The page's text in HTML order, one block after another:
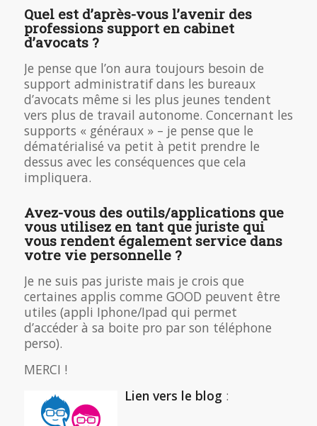
Quel est d’après-vous l’avenir des
professions support en cabinet
d’avocats ?
Je pense que l’on aura toujours besoin de
support administratif dans les bureaux
d’avocats même si les plus jeunes tendent
vers plus de travail autonome. Concernant les
supports « généraux » – je pense que le
dématérialisé va petit à petit prendre le
dessus avec les conséquences que cela
impliquera.
Avez-vous des outils/applications que
vous utilisez en tant que juriste qui
vous rendent également service dans
votre vie personnelle ?
Je ne suis pas juriste mais je crois que
certaines applis comme GOOD peuvent être
utiles (appli Iphone/Ipad qui permet
d’accéder à sa boite pro par son téléphone
perso).
MERCI !
Lien vers le blog :